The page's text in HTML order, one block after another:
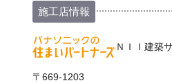
施工店情報
ＮＩＩ建築
〒669-1203